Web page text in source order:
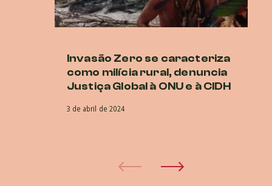
Invasão Zero se caracteriza
como milícia rural, denuncia
Justiça Global à ONU e à CIDH
3 de abril de 2024